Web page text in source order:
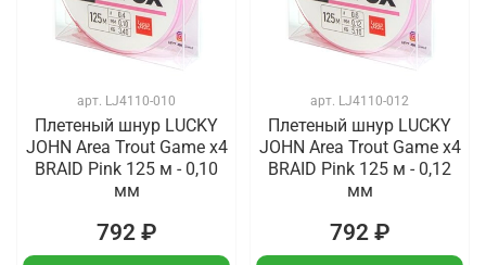
арт. LJ4110-010
Плетеный шнур LUCKY
JOHN Area Trout Game х4
BRAID Pink 125 м - 0,10
мм
792 ₽
арт. LJ4110-012
Плетеный шнур LUCKY
JOHN Area Trout Game х4
BRAID Pink 125 м - 0,12
мм
792 ₽